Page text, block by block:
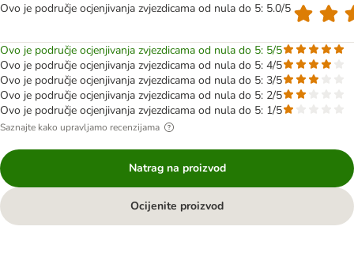
Ovo je područje ocjenjivanja zvjezdicama od nula do 5: 5.0/5
Ovo je područje ocjenjivanja zvjezdicama od nula do 5: 5/5
Ovo je područje ocjenjivanja zvjezdicama od nula do 5: 4/5
Ovo je područje ocjenjivanja zvjezdicama od nula do 5: 3/5
Ovo je područje ocjenjivanja zvjezdicama od nula do 5: 2/5
Ovo je područje ocjenjivanja zvjezdicama od nula do 5: 1/5
Saznajte kako upravljamo recenzijama
Natrag na proizvod
Ocijenite proizvod